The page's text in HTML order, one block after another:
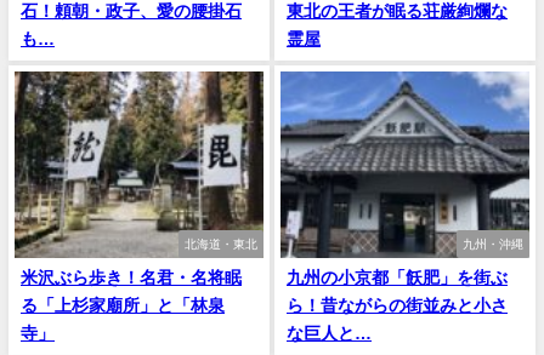
石！頼朝・政子、愛の腰掛石
も…
東北の王者が眠る荘厳絢爛な
霊屋
北海道・東北
米沢ぶら歩き！名君・名将眠
る「上杉家廟所」と「林泉
寺」
九州・沖縄
九州の小京都「飫肥」を街ぶ
ら！昔ながらの街並みと小さ
な巨人と…